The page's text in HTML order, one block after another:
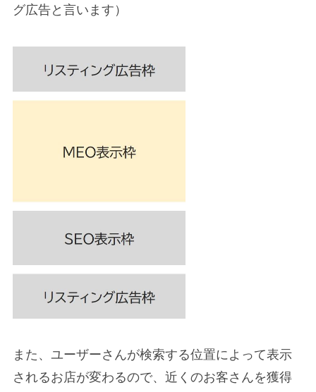
グ広告と言います）
また、ユーザーさんが検索する位置によって表示
されるお店が変わるので、近くのお客さんを獲得